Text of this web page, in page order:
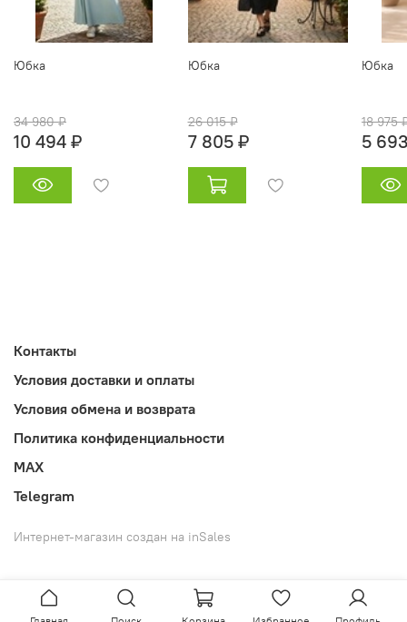
Юбка
34 980 ₽
10 494 ₽
Юбка
26 015 ₽
7 805 ₽
Юбка
18 975
5
Контакты
Условия доставки и оплаты
Условия обмена и возврата
Политика конфиденциальности
MAX
Telegram
Интернет-магазин создан на inSales